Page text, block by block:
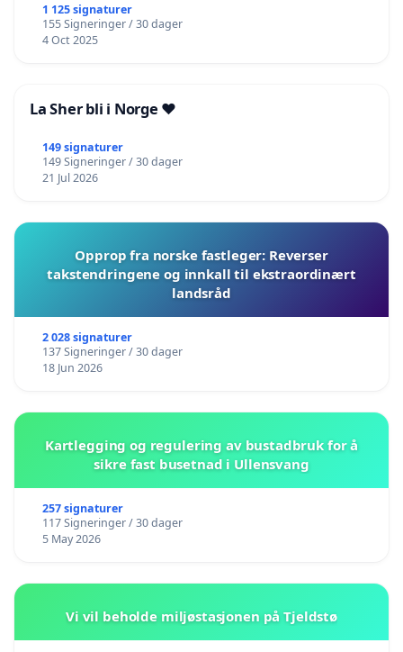
1 125 signaturer
155 Signeringer / 30 dager
4 Oct 2025
La Sher bli i Norge ❤️
149 signaturer
149 Signeringer / 30 dager
21 Jul 2026
Opprop fra norske fastleger: Reverser
takstendringene og innkall til ekstraordinært
landsråd
2 028 signaturer
137 Signeringer / 30 dager
18 Jun 2026
Kartlegging og regulering av bustadbruk for å
sikre fast busetnad i Ullensvang
257 signaturer
117 Signeringer / 30 dager
5 May 2026
Vi vil beholde miljøstasjonen på Tjeldstø